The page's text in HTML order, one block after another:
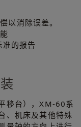
以消除误差。
的报告
移台），XM-60系
、机床及其他特殊